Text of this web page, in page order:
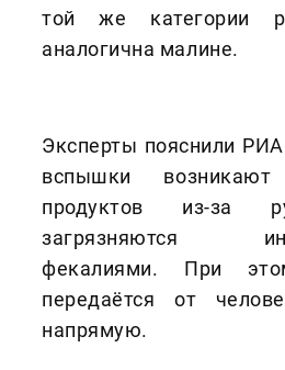
той же категории
аналогична малине.
Эксперты пояснили
вспышки
продуктов из-за
загрязняются
фекалиями. При
передаётся от
напрямую.